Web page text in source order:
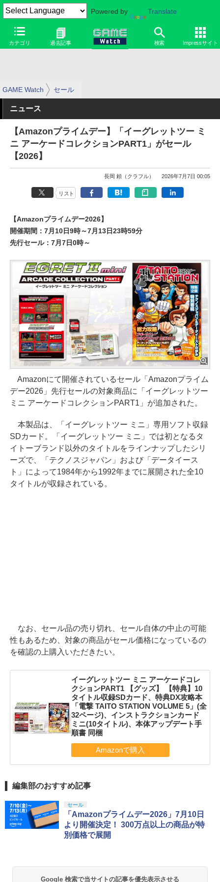
Powered by Translate
カテゴリ 過去記事 検索 Impressサイト
GAME Watch セール
ニュース
【Amazonプライムデー】「イーグレットツー ミ
ニ アーケードコレクションPART1」がセール
【2026】
長岡 頼（クラフル） 2026年7月7日 00:05
リスト
【Amazonプライムデー2026】
開催期間：7月10日9時～7月13日23時59分
先行セール：7月7日0時～
Amazonにて開催されているセール「Amazonプライム
デー2026」先行セールの対象商品に「イーグレットツー
ミニ アーケードコレクションPART1」が追加された。
本製品は、「イーグレットツー ミニ」専用ソフト収録
SDカード。「イーグレットツー ミニ」では初となるタ
イトーブランド以外のタイトルをラインナップしたシリ
ーズで、「テクノスジャパン」および「データイース
ト」によって1984年から1992年までに展開された全10
タイトルが収録されている。
なお、セール品の売り切れ、セール自体の中止の可能
性もあるため、対象の商品がセール価格になっているの
を確認の上購入いただきたい。
イーグレットツー ミニ アーケードコレ
クションPART1 【グッズ】 【特典】10
タイトル収録SDカード、特典DX攻略本
「電撃 TAITO STATION VOLUME 5」(全
32ページ)、インストラクションカード
ミニ(10タイトル)、本体アップデート手
順書 同梱
編集部のおすすめ記事
セール
「Amazonプライムデー2026」7月10日
より開催決定！ 300万点以上の商品が特
別価格で展開
Google 検索で当サイトの記事を優先表示させる